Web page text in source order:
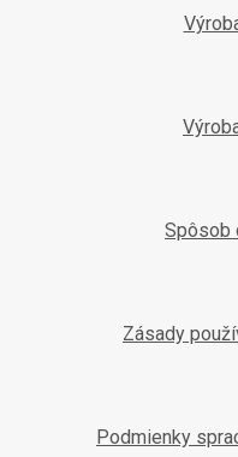
Spôsob
Zásady
Podmienky